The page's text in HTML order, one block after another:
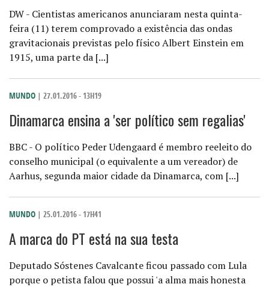
DW - Cientistas americanos anunciaram nesta quinta-
feira (11) terem comprovado a existência das ondas
gravitacionais previstas pelo físico Albert Einstein em
1915, uma parte da [...]
MUNDO | 27.01.2016 - 13H19
Dinamarca ensina a 'ser político sem regalias'
BBC - O político Peder Udengaard é membro reeleito do
conselho municipal (o equivalente a um vereador) de
Aarhus, segunda maior cidade da Dinamarca, com [...]
MUNDO | 25.01.2016 - 17H41
A marca do PT está na sua testa
Deputado Sóstenes Cavalcante ficou passado com Lula
porque o petista falou que possui 'a alma mais honesta